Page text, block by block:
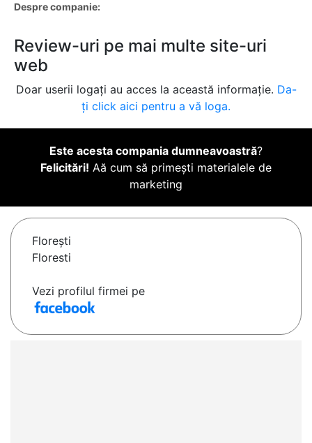
Despre companie:
Review-uri pe mai multe site-uri
web
Doar userii logați au acces la această informație. Da-
ți click aici pentru a vă loga.
Este acesta compania dumneavoastră?
Felicitări! Aă cum să primești materialele de
marketing
Floreşti
Floresti
Vezi profilul firmei pe